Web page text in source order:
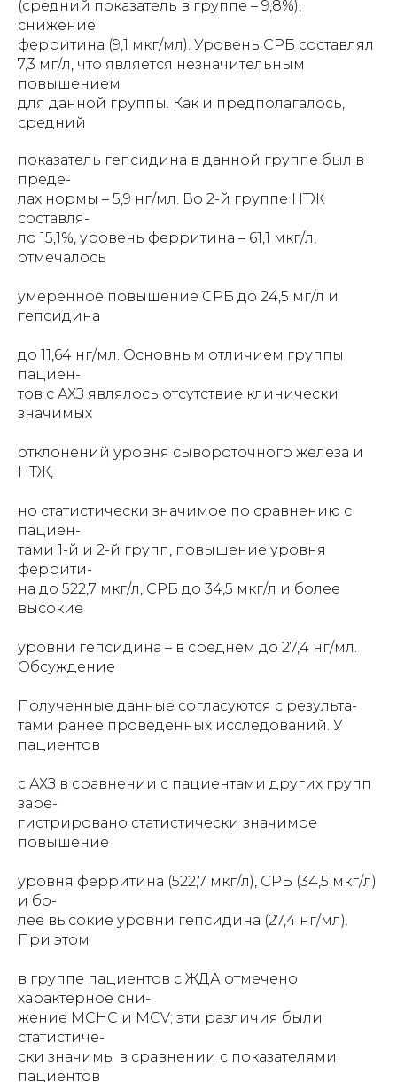
(средний показатель в группе – 9,8%),
снижение
ферритина (9,1 мкг/мл). Уровень СРБ составлял
7,3 мг/л, что является незначительным
повышением
для данной группы. Как и предполагалось,
средний
показатель гепсидина в данной группе был в
преде-
лах нормы – 5,9 нг/мл. Во 2-й группе НТЖ
составля-
ло 15,1%, уровень ферритина – 61,1 мкг/л,
отмечалось
умеренное повышение СРБ до 24,5 мг/л и
гепсидина
до 11,64 нг/мл. Основным отличием группы
пациен-
тов с АХЗ являлось отсутствие клинически
значимых
отклонений уровня сывороточного железа и
НТЖ,
но статистически значимое по сравнению с
пациен-
тами 1-й и 2-й групп, повышение уровня
феррити-
на до 522,7 мкг/л, СРБ до 34,5 мкг/л и более
высокие
уровни гепсидина – в среднем до 27,4 нг/мл.
Обсуждение
Полученные данные согласуются с результа-
тами ранее проведенных исследований. У
пациентов
с АХЗ в сравнении с пациентами других групп
заре-
гистрировано статистически значимое
повышение
уровня ферритина (522,7 мкг/л), СРБ (34,5 мкг/л)
и бо-
лее высокие уровни гепсидина (27,4 нг/мл).
При этом
в группе пациентов с ЖДА отмечено
характерное сни-
жение MCHC и MCV; эти различия были
статистиче-
ски значимы в сравнении с показателями
пациентов